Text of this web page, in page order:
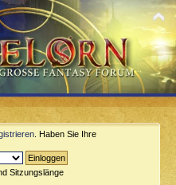
. Haben Sie Ihre
Sitzungslänge